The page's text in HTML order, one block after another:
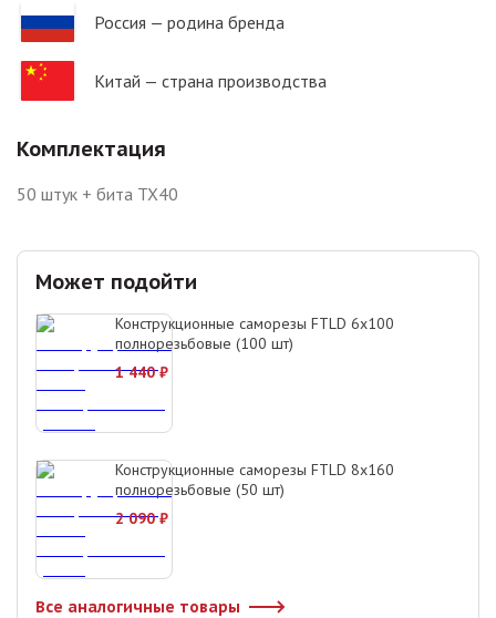
Россия — родина бренда
Китай — страна производства
Комплектация
50 штук + бита TX40
Может подойти
Конструкционные саморезы FTLD 6х100
полнорезьбовые (100 шт)
1 440 ₽
Конструкционные саморезы FTLD 8х160
полнорезьбовые (50 шт)
2 090 ₽
Все аналогичные товары